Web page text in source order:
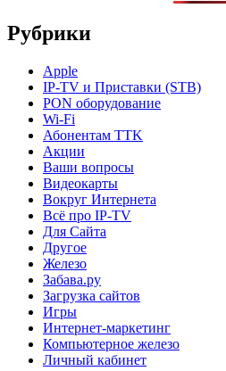
Рубрики
Apple
IP-TV и Приставки (STB)
PON оборудование
Wi-Fi
Абонентам TTK
Акции
Ваши вопросы
Видеокарты
Вокруг Интернета
Всё про IP-TV
Для Сайта
Другое
Железо
Забава.ру
Загрузка сайтов
Игры
Интернет-маркетинг
Компьютерное железо
Личный кабинет